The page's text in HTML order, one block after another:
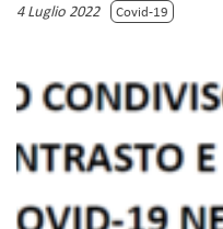
4 Luglio 2022 Covid-19